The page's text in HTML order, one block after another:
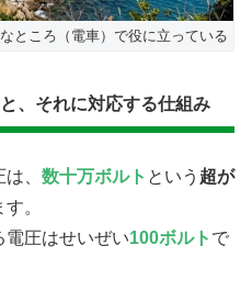
ところ（電車）で役に立っている
、それに対応する仕組み
、 数十万ボルト という 超が
。
電圧はせいぜい100ボルト で